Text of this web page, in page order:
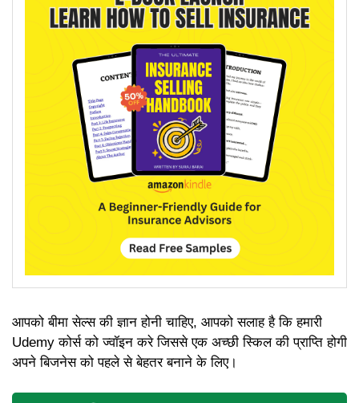
आपको बीमा सेल्स की ज्ञान होनी चाहिए, आपको सलाह है कि हमारी
Udemy कोर्स को ज्वॉइन करे जिससे एक अच्छी स्किल की प्राप्ति होगी
अपने बिजनेस को पहले से बेहतर बनाने के लिए।